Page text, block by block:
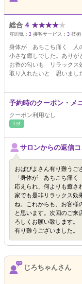
総合 4 ★★★★★
雰囲気： 3 接客サービス： 3 技術
身体が あちこち痛く 人
小さな癒しでした。ありが
お香の匂いも リラックス
取り入れたいと 思いまし
予約時のクーポン・メ
クーポン利用なし
ﾘﾗｸ
サロンからの返信コ
おばぴよさん有り難うご
「身体が あちこち痛く
応えられ、何よりも癒さ
家でも是非リラックス効
ね。これからも、お客様
と思います。次回のご来
ろしくお願い致します。
有り難うございました。
じろちゃんさん